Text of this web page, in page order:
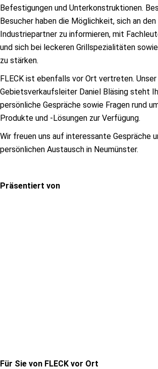
Befestigungen und Unterkonstruktionen.
Besucher haben die Möglichkeit, sich an
Industriepartner zu informieren, mit
und sich bei leckeren Grillspezialitäten
zu stärken.
FLECK ist ebenfalls vor Ort vertreten. Unser
Gebietsverkaufsleiter Daniel Bläsing steht
persönliche Gespräche sowie Fragen rund
Produkte und -Lösungen zur Verfügung.
Wir freuen uns auf interessante Gespräche
persönlichen Austausch in Neumünster.
Präsentiert von
Für Sie von FLECK vor Ort